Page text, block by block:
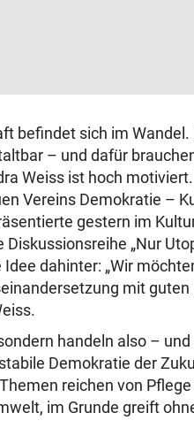
befindet sich im Wandel.
– und dafür
Weiss ist hoch
Vereins Demokratie –
gestern im
Diskussionsreihe „Nur
Idee dahinter: „Wir
mit guten
handeln also –
Demokratie der
reichen von
im Grunde greift